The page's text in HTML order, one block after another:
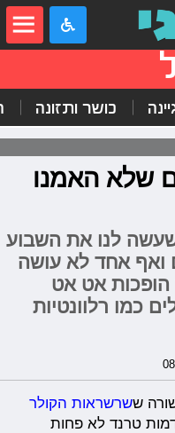
כושר ותזונה
שלא האמנו
לנו את השבוע
ואף אחד לא עושה
הופכות אט אט
כמו רלוונטיות
ששרשראות הקולר
טרנד לא פחות